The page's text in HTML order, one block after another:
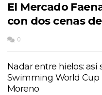
El Mercado
con dos cenas
0
Nadar entre hielos: así
Swimming World Cup
Moreno